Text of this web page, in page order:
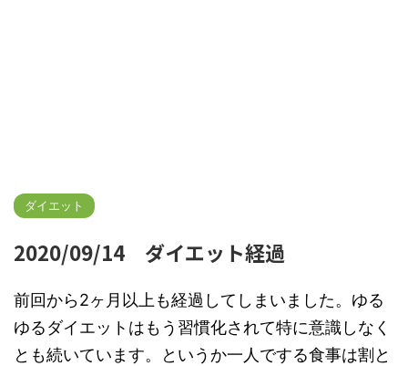
ダイエット
2020/09/14 ダイエット経過
前回から2ヶ月以上も経過してしまいました。ゆる
ゆるダイエットはもう習慣化されて特に意識しなく
とも続いています。というか一人でする食事は割と